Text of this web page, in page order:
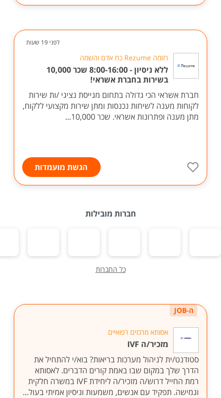
לפני 19 שעות
רזומה Rezume כח אדם והשמה
ללא ניסיון - 8:00-16:00 שכר 10,000
בשירות בחברת אשראי!
חברת אשראי הכי גדולה בתחום מגייסת נציגי /ות שירות
לקוחות מענה לשיחות נכנסות ומתן שירות מקצועי ללקוח,
מתן מענה ופתרונות אשראי. שכר 10,000...
הגשת מועמדות
חברות מובילות
כל החברות
ה-JOB
אסותא מרכזים רפואיים
מזכיר/ה IVF
סטודנט/ית לניהול מערכות בריאות? בוא/י להתחיל את
הדרך שלך במקום שבו באמת קורים הדברים. לאסותא
רמת החייל דרוש/ה מזכיר/ה ליחידת IVF במשרה חלקית
וגמישה. תפקיד עם אנשים, משמעות וניסיון אמיתי בעול...